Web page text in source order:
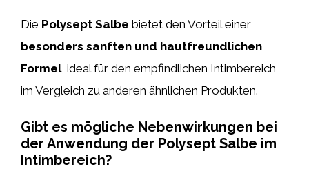
Die Polysept Salbe bietet den Vorteil einer
besonders sanften und hautfreundlichen
Formel, ideal für den empfindlichen Intimbereich
im Vergleich zu anderen ähnlichen Produkten.
Gibt es mögliche Nebenwirkungen bei
der Anwendung der Polysept Salbe im
Intimbereich?